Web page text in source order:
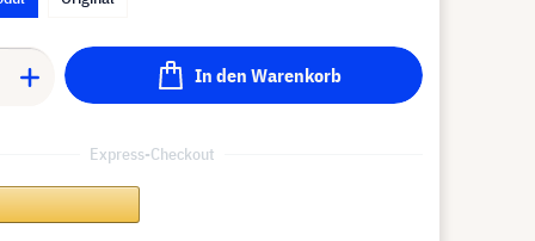
In den Warenkorb
Express-Checkout